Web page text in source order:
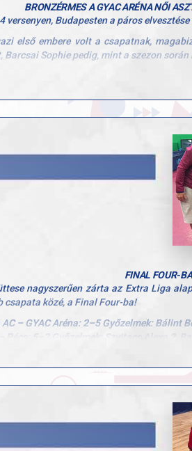
BRONZÉRMES A GYAC ARÉNA NŐI
versenyen, Budapesten a páros
első embere volt a csapatnak,
Barcsai Sophie pedig, mint a szezon
Bernadett, Szvitacs Alexa, Barcsai
a Club Aréna támogatását és reméljük
segítők munkáját, közreműködését és
FINAL FOUR-
nagyszerűen zárta az Extra Liga
csapata közé, a Final Four-ba!
– GYAC Aréna: 2–5 Győzelmek: Bálint
– Pécs: 5–2 Győzelmek: Szvitacs Alexa 2,
Bernadettnek, Szvitacs Alexának
GYAC Aréna, hajrá Győr!